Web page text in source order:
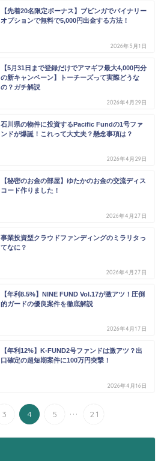
【先着20名限定ボーナス】ブビンガでバイナリー
オプションで無料で5,000円出金する方法！
2026年5月1日
【5月31日まで登録だけでアマギフ最大4,000円分
の新キャンペーン】トーチーズって実際どうな
の？ガチ解説
2026年4月29日
石川県の物件に投資するPacific Fundの1号ファ
ンドが爆誕！これって大丈夫？懸念事項は？
2026年4月29日
【秘密のお金の部屋】ゆたかのお金の交流ディス
コード作りました！
2026年4月27日
事業投資型クラウドファンディングのミラリタっ
てなに？
2026年4月27日
【年利8.5%】NINE FUND Vol.17が激アツ！圧倒
的ガードの優良案件を徹底解説
2026年4月17日
【年利12%】K-FUND2号ファンドは激アツ？出
口確定の超短期案件に100万円突撃！
2026年4月16日
3 4 5 ... 21